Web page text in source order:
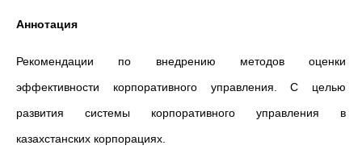
Аннотация
Рекомендации по внедрению методов оценки
эффективности корпоративного управления. С целью
развития системы корпоративного управления в
казахстанских корпорациях.